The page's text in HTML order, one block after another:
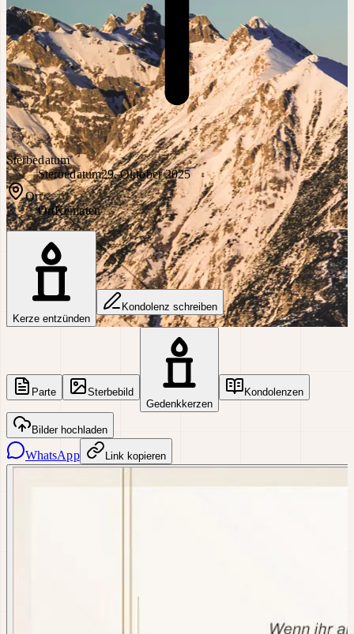
Sterbedatum
Sterbedatum29. Oktober 2025
Ort
OrtKematen
Kerze entzünden
Kondolenz schreiben
Parte
Sterbebild
Gedenkkerzen
Kondolenzen
Bilder hochladen
WhatsApp Link kopieren